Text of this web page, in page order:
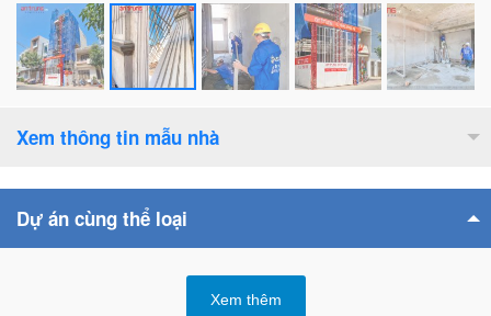
Xem thông tin mẫu nhà
Diện tích xây dựng :465m2
Số tầng cao : 5tầng
Bề rộng mặt tiền :5m
Dự án cùng thể loại
Xem thêm